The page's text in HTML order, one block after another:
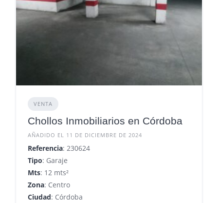
VENTA
Chollos Inmobiliarios en Córdoba
AÑADIDO EL 11 DE DICIEMBRE DE 2024
Referencia: 230624
Tipo: Garaje
Mts: 12 mts²
Zona: Centro
Ciudad: Córdoba